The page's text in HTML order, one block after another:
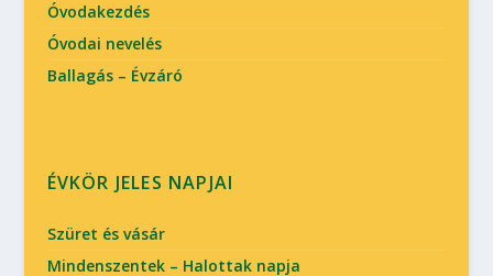
Óvodakezdés
Óvodai nevelés
Ballagás – Évzáró
ÉVKÖR JELES NAPJAI
Szüret és vásár
Mindenszentek – Halottak napja